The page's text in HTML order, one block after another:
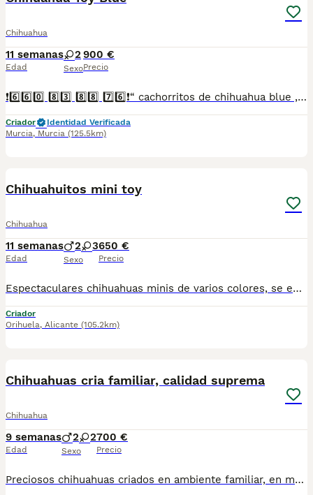
Chihuahua
11 semanas
Edad
2
Sexo
900 €
Precio
❗6️⃣6️⃣0️⃣ 8️⃣3️⃣ 8️⃣8️⃣ 7️⃣6️⃣❗“ cachorritos de chihuahua blue , entregamos vacunados desparasitados con cartilla veterinaria, microchip y contrato de garantia de compra..”
Criador
Identidad Verificada
Murcia, Murcia (125.5km)
Chihuahuitos mini toy
Chihuahua
11 semanas
Edad
2 3
Sexo
650 €
Precio
Espectaculares chihuahuas minis de varios colores, se entregan con vacuna cartilla desparasitación y garantía. Tenemos chihuahuas desde 650 hasta 800. Somos un centro canino especializado. CENTRO CANINO LOS SINSOLA TEL 620 14 08 08 ANGEL
Criador
Orihuela, Alicante (105.2km)
Chihuahuas cria familiar, calidad suprema
Chihuahua
9 semanas
Edad
2 2
Sexo
700 €
Precio
Preciosos chihuahuas criados en ambiente familiar, en magnificas instalaciones y muy bien sociabilizados🥰 Chihuahuas de las mejores lineas y colores, blancos, azules, blancos y azules, chocolates, canelas, bicolores, lila, etc. Estamos cerca de Benidorm, Alicante, Castellon, Denia, Valencia, Madrid, Barcelona. 627/88/78/27 Nuestros peques se entregan vacunados, desparasitados, con microchip y pasaporte, con informe veterinario de salud, garantia virica y genética por escrito y pedigree opcional. 💯ATENCIÓN PERSONALIZADA💯 TELEFONO Y WHATSAPP 627887827. Si buscas exclusividad y calidad en todos los aspectos escribenos para mas info, no dudes en contactar con nosotros! Te atenderemos las 24h dia, los 365 dias del año!😄 OJO!🫱Los precios siempre serán variables segun fisionomia, sexo y color. Siguenos en Facebook y tiktok! Web Alelenellminiaturas.com OJO☝️Precios desde 700e depende de sexo, color y fisionomia del ejemplar!